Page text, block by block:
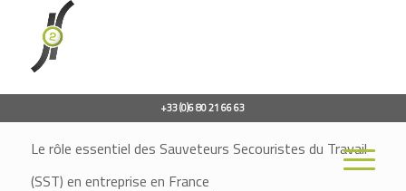
+33 (0)6 80 21 66 63
Le rôle essentiel des Sauveteurs Secouristes du Travail
(SST) en entreprise en France